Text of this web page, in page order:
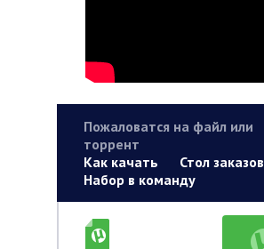
Пожаловатся на файл или
торрент
Как качать
Стол заказов
Набор в команду